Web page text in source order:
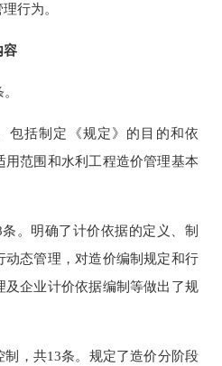
行为。
容
括制定《规定》的目的和依
范围和水利工程造价管理基本
明确了计价依据的定义、制
动态管理，对造价编制规定和行
及企业计价依据编制等做出了规
，共13条。规定了造价分阶段